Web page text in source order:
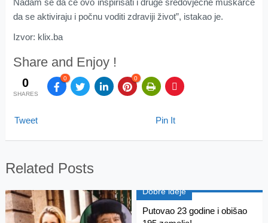
Nadam se da će ovo inspirisati i druge sredovječne muškarce
da se aktiviraju i počnu voditi zdraviji život”, istakao je.
Izvor: klix.ba
Share and Enjoy !
0
SHARES
0 0
Tweet Pin It
Related Posts
Dobre ideje
Putovao 23 godine i obišao